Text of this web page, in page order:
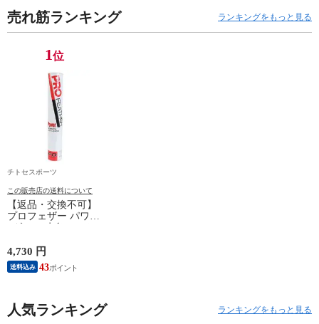
売れ筋ランキング ランキングをもっと見る
1位
チトセスポーツ
この販売店の送料について
【返品・交換不可】
プロフェザー パワー
1ダース 水鳥シャト
PF-6010 2025SS バド
ミントンシャトル 羽
根 12個入
4,730 円
送料込み 43
人気ランキング ランキングをもっと見る